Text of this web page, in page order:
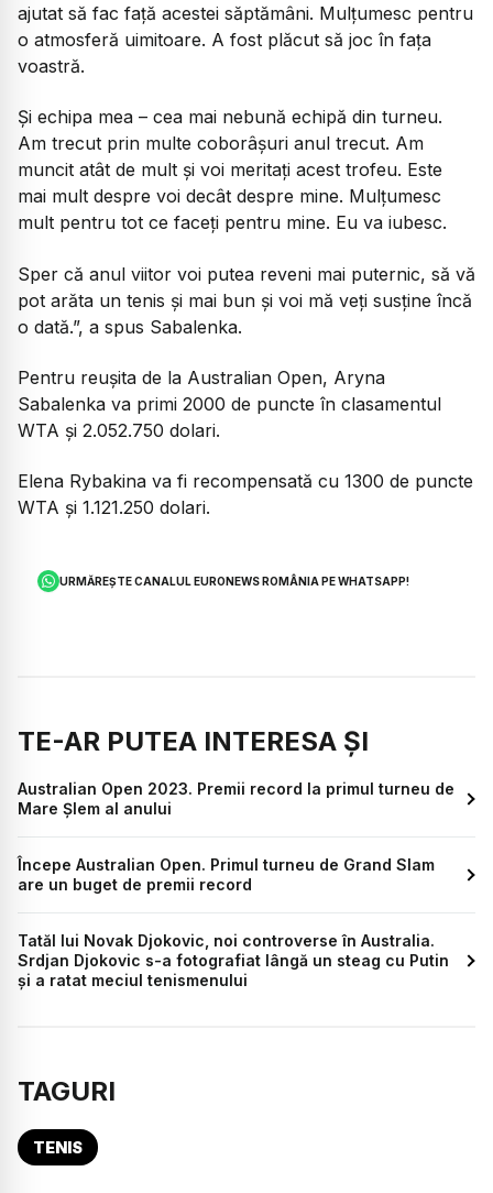
ajutat să fac față acestei săptămâni. Mulțumesc pentru
o atmosferă uimitoare. A fost plăcut să joc în fața
voastră.
Și echipa mea – cea mai nebună echipă din turneu.
Am trecut prin multe coborâșuri anul trecut. Am
muncit atât de mult și voi meritați acest trofeu. Este
mai mult despre voi decât despre mine. Mulțumesc
mult pentru tot ce faceți pentru mine. Eu va iubesc.
Sper că anul viitor voi putea reveni mai puternic, să vă
pot arăta un tenis și mai bun și voi mă veți susține încă
o dată.”, a spus Sabalenka.
Pentru reușita de la Australian Open, Aryna
Sabalenka va primi 2000 de puncte în clasamentul
WTA și 2.052.750 dolari.
Elena Rybakina va fi recompensată cu 1300 de puncte
WTA și 1.121.250 dolari.
URMĂREȘTE CANALUL EURONEWS ROMÂNIA PE WHATSAPP!
TE-AR PUTEA INTERESA ȘI
Australian Open 2023. Premii record la primul turneu de
Mare Șlem al anului
Începe Australian Open. Primul turneu de Grand Slam
are un buget de premii record
Tatăl lui Novak Djokovic, noi controverse în Australia.
Srdjan Djokovic s-a fotografiat lângă un steag cu Putin
și a ratat meciul tenismenului
TAGURI
TENIS